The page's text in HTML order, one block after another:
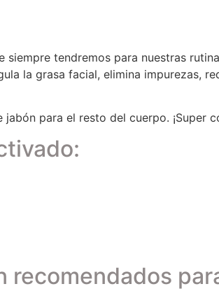
tendremos para nuestras
la grasa facial, elimina impurezas,
para el resto del cuerpo. ¡Super
recomendados